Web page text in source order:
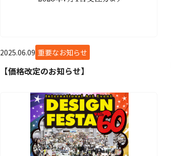
2025.06.09 重要なお知らせ
【価格改定のお知らせ】